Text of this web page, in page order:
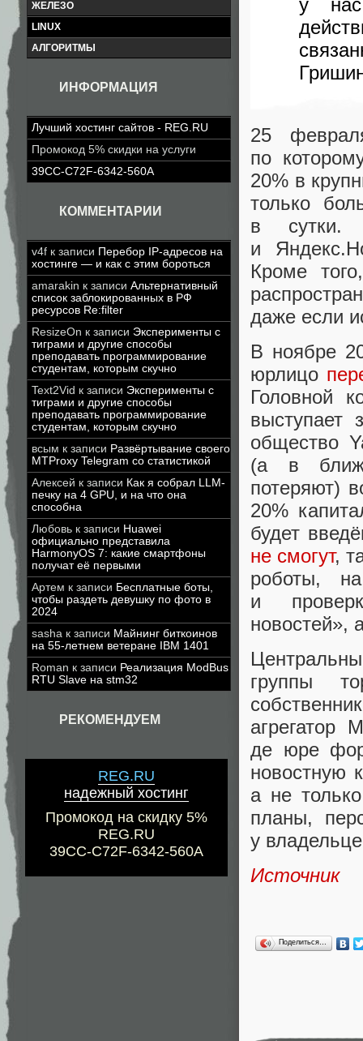
ЖЕЛЕЗО
LINUX
АЛГОРИТМЫ
ИНФОРМАЦИЯ
Лучший хостинг сайтов - REG.RU
Промокод 5% скидки на услуги
39CC-C72F-6342-560A
КОММЕНТАРИИ
v4f к записи Перебор IP-адресов на
хостинге — и как с этим бороться
amarakin к записи Альтернативный
список заблокированных в РФ
ресурсов Re:filter
ResizeOn к записи Эксперименты с
тиграми и другие способы
преподавать программирование
студентам, которым скучно
Text2Vid к записи Эксперименты с
тиграми и другие способы
преподавать программирование
студентам, которым скучно
всым к записи Развёртывание своего
MTProxy Telegram со статистикой
Алексей к записи Как я собрал LLM-
печку на 4 GPU, и на что она
способна
Любовь к записи Huawei
официально представила
HarmonyOS 7: какие смартфоны
получат её первыми
Артем к записи Бесплатные боты,
чтобы раздеть девушку по фото в
2024
sasha к записи Майнинг биткоинов
на 55-летнем ветеране IBM 1401
Roman к записи Реализация ModBus
RTU Slave на stm32
РЕКОМЕНДУЕМ
REG.RU
надежный хостинг
Промокод на скидку 5%
REG.RU
39CC-C72F-6342-560A
25
по
20% в
только
в сутки.
и
Кроме того,
даже если
В ноябре
юрлицо
Головной
выступает
общество
(а в
потеряют)
20%
будет
не смогут,
роботы,
и
новостей»,
группы
агрегатор
де юре
новостную
а не только
планы,
у
Источник
Поделиться…